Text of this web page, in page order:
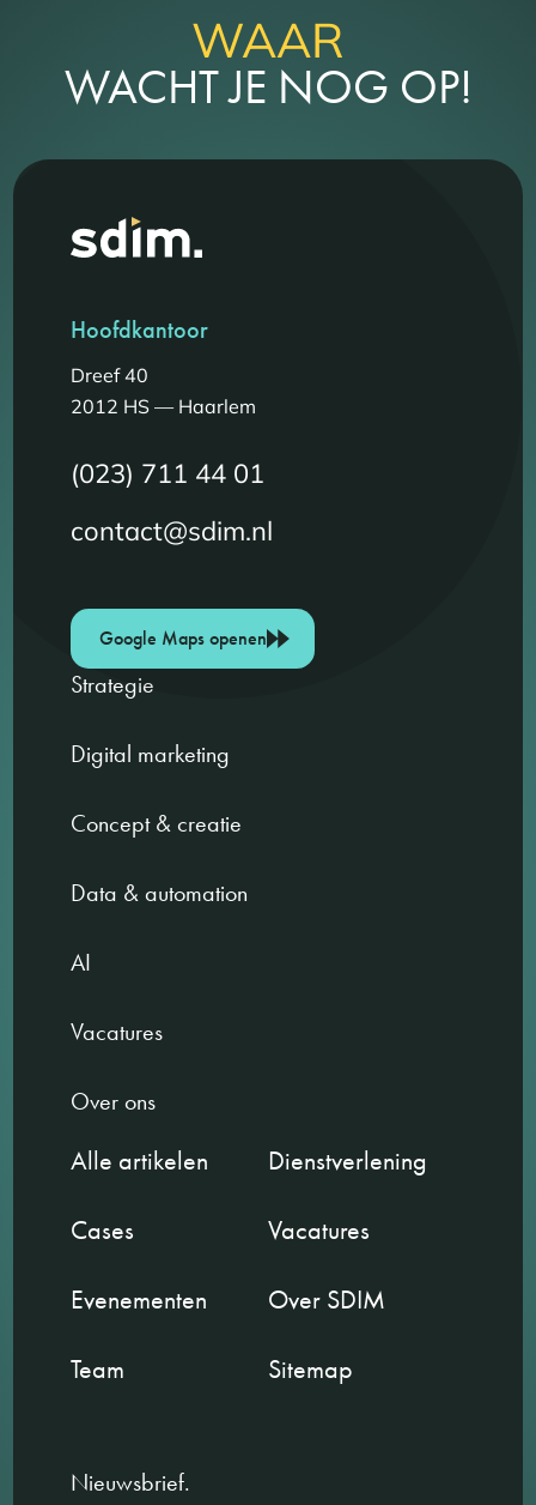
WAAR
WACHT JE NOG OP!
Hoofdkantoor
Dreef 40
2012 HS — Haarlem
(023) 711 44 01
contact@sdim.nl
Google Maps openen
Strategie
Digital marketing
Concept & creatie
Data & automation
AI
Vacatures
Over ons
Alle artikelen
Dienstverlening
Cases
Vacatures
Evenementen
Over SDIM
Team
Sitemap
Nieuwsbrief.